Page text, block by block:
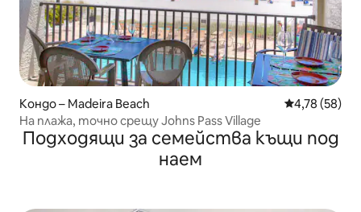
Кондо – Madeira Beach Средна
4,78 (58)
На плажа, точно срещу Johns Pass Village
Подходящи за семейства къщи под
наем